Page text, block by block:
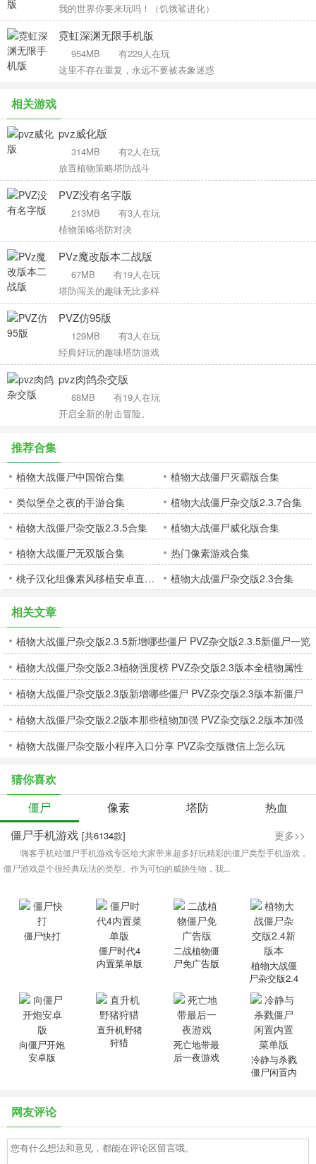
我的世界你要来玩吗！（饥饿鲨进化）
霓虹深渊无限手机版
954MB
有229人在玩
这里不存在重复，永远不要被表象迷惑
相关游戏
pvz威化版
314MB
有2人在玩
放置植物策略塔防战斗
PVZ没有名字版
213MB
有3人在玩
植物策略塔防对决
PVz魔改版本二战版
67MB
有19人在玩
塔防闯关的趣味无比多样
PVZ仿95版
129MB
有3人在玩
经典好玩的趣味塔防游戏
pvz肉鸽杂交版
88MB
有19人在玩
开启全新的射击冒险。
推荐合集
植物大战僵尸中国馆合集
植物大战僵尸灭霸版合集
类似堡垒之夜的手游合集
植物大战僵尸杂交版2.3.7合集
植物大战僵尸杂交版2.3.5合集
植物大战僵尸威化版合集
植物大战僵尸无双版合集
热门像素游戏合集
桃子汉化组像素风移植安卓直装大全
植物大战僵尸杂交版2.3合集
相关文章
植物大战僵尸杂交版2.3.5新增哪些僵尸 PVZ杂交版2.3.5新僵尸一览
植物大战僵尸杂交版2.3植物强度榜 PVZ杂交版2.3版本全植物属性
评测
植物大战僵尸杂交版2.3版新增哪些僵尸 PVZ杂交版2.3版本新僵尸
属性大全
植物大战僵尸杂交版2.2版本那些植物加强 PVZ杂交版2.2版本加强
植物一览
植物大战僵尸杂交版小程序入口分享 PVZ杂交版微信上怎么玩
猜你喜欢
僵尸
像素 塔防
热血
僵尸手机游戏 [共6134款] 更多>>
嗨客手机站僵尸手机游戏专区给大家带来超多好玩精彩的僵尸类型手机游戏，
僵尸游戏是个很经典玩法的类型。作为可怕的威胁生物，我...
僵尸快打
僵尸时代4
内置菜单版
二战植物僵
尸免广告版
植物大战僵
尸杂交版2.4
新版本
向僵尸开炮
安卓版
直升机野猪
狩猎
死亡地带最
后一夜游戏
冷静与杀戮
僵尸闲置内
网友评论